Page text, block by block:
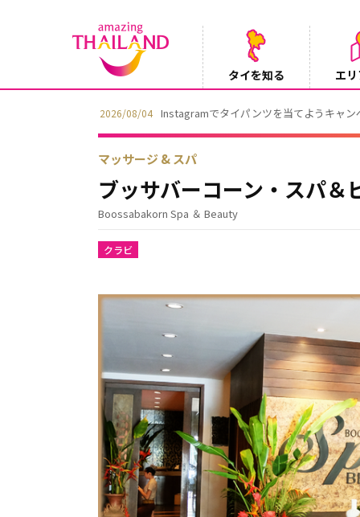
タイを知る エ
2026/08/04 Instagramでタイパンツを当てようキャン
マッサージ & スパ
ブッサバーコーン・スパ＆
Boossabakorn Spa ＆ Beauty
クラビ